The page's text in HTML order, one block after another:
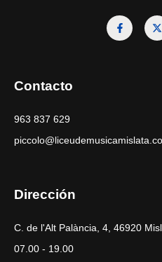
Contacto
963 837 629
Dirección
C. de l'Alt Palància, 4, 46920
07.00 - 19.00